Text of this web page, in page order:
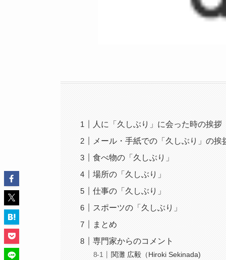
人に「久しぶり」に会った時の挨拶
メール・手紙での「久しぶり」の挨
食べ物の「久しぶり」
場所の「久しぶり」
仕事の「久しぶり」
スポーツの「久しぶり」
まとめ
専門家からのコメント
関灘 広毅（Hiroki Sekinada)